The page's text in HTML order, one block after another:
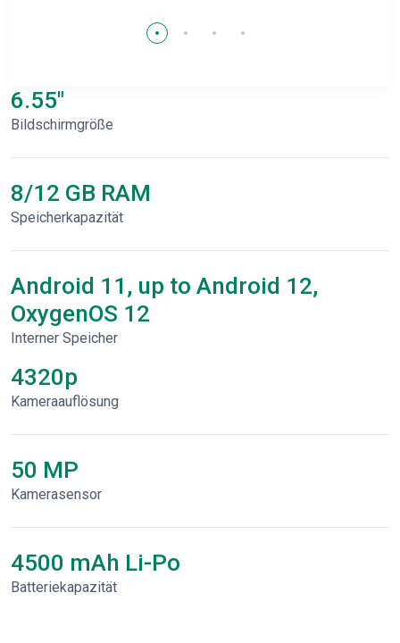
6.55"
Bildschirmgröße
8/12 GB RAM
Speicherkapazität
Android 11, up to Android 12,
OxygenOS 12
Interner Speicher
4320p
Kameraauflösung
50 MP
Kamerasensor
4500 mAh Li-Po
Batteriekapazität